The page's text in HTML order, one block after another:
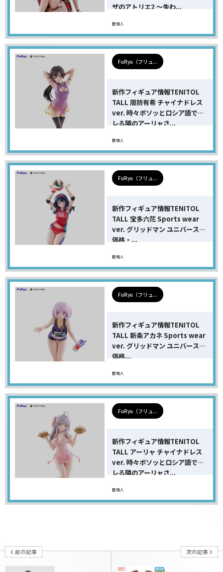
ザのアトリエ2 〜失わ...
管理人
FuRyu（フリュ...
新作フィギュア情報TENITOL
TALL 周防有希 チャイナドレス
ver. 時々ボソッとロシア語でデ
レる隣のアーリャさ...
管理人
FuRyu（フリュ...
新作フィギュア情報TENITOL
TALL 宝多六花 Sports wear
ver. グリッドマン ユニバースの
価格・...
管理人
FuRyu（フリュ...
新作フィギュア情報TENITOL
TALL 新条アカネ Sports wear
ver. グリッドマン ユニバースの
価格...
管理人
FuRyu（フリュ...
新作フィギュア情報TENITOL
TALL アーリャ チャイナドレス
ver. 時々ボソッとロシア語でデ
レる隣のアーリャさ...
管理人
前の記事 次の記事